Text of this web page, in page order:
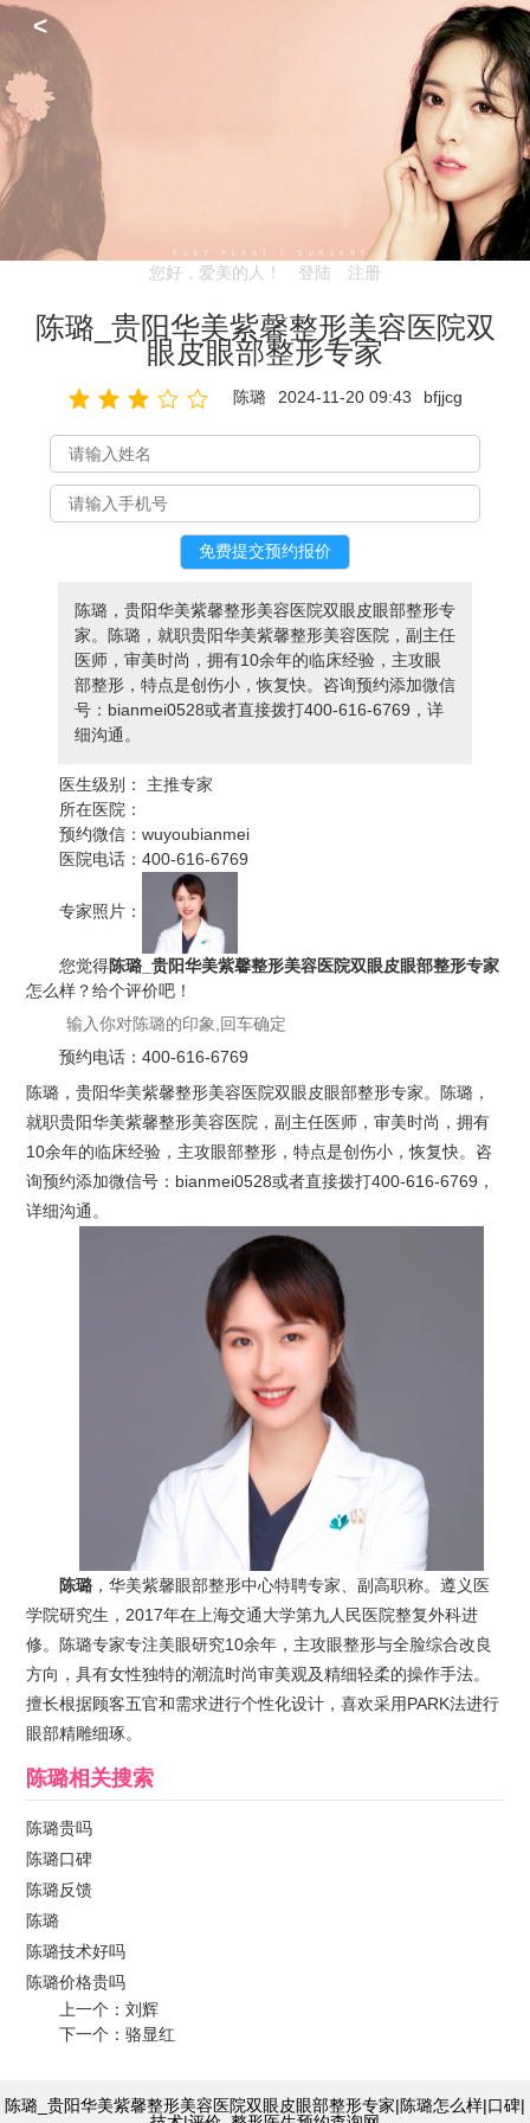
<
您好，爱美的人！ 登陆 注册
陈璐_贵阳华美紫馨整形美容医院双
眼皮眼部整形专家
陈璐 2024-11-20 09:43 bfjjcg
陈璐，贵阳华美紫馨整形美容医院双眼皮眼部整形专
家。陈璐，就职贵阳华美紫馨整形美容医院，副主任
医师，审美时尚，拥有10余年的临床经验，主攻眼
部整形，特点是创伤小，恢复快。咨询预约添加微信
号：bianmei0528或者直接拨打400-616-6769，详
细沟通。
医生级别：
主推专家
所在医院：
预约微信：wuyoubianmei
医院电话：400-616-6769
专家照片：
您觉得陈璐_贵阳华美紫馨整形美容医院双眼皮眼部整形专家
怎么样？给个评价吧！
预约电话：400-616-6769
陈璐，贵阳华美紫馨整形美容医院双眼皮眼部整形专家。陈璐，
就职贵阳华美紫馨整形美容医院，副主任医师，审美时尚，拥有
10余年的临床经验，主攻眼部整形，特点是创伤小，恢复快。咨
询预约添加微信号：bianmei0528或者直接拨打400-616-6769，
详细沟通。
陈璐 ，华美紫馨眼部整形中心特聘专家、副高职称。遵义医
学院研究生，2017年在上海交通大学第九人民医院整复外科进
修。陈璐专家专注美眼研究10余年，主攻眼整形与全脸综合改良
方向，具有女性独特的潮流时尚审美观及精细轻柔的操作手法。
擅长根据顾客五官和需求进行个性化设计，喜欢采用PARK法进行
眼部精雕细琢。
陈璐相关搜索
陈璐贵吗
陈璐口碑
陈璐反馈
陈璐
陈璐技术好吗
陈璐价格贵吗
上一个：刘辉
下一个：骆显红
陈璐_贵阳华美紫馨整形美容医院双眼皮眼部整形专家|陈璐怎么样|口碑|